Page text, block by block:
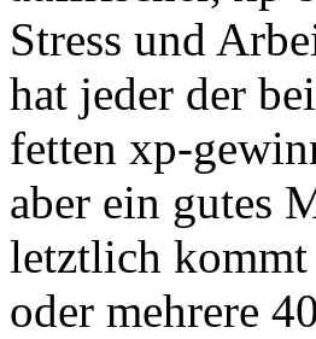
Stress und
hat jeder der
fetten xp-
aber ein gutes
letztlich kommt
oder mehrere